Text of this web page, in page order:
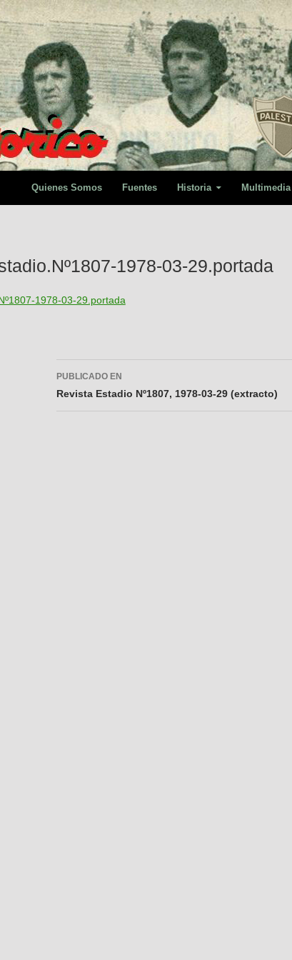
Quienes Somos Fuentes Historia Multimedia
1978-03-29.portada
1978-03-29.portada
Navegador
de
PUBLICADO EN
Revista Estadio Nº1807, 1978-03-29 (extracto)